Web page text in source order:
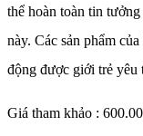
thể hoàn toàn tin
này. Các sản phẩm
động được giới trẻ yêu
Giá tham khảo :